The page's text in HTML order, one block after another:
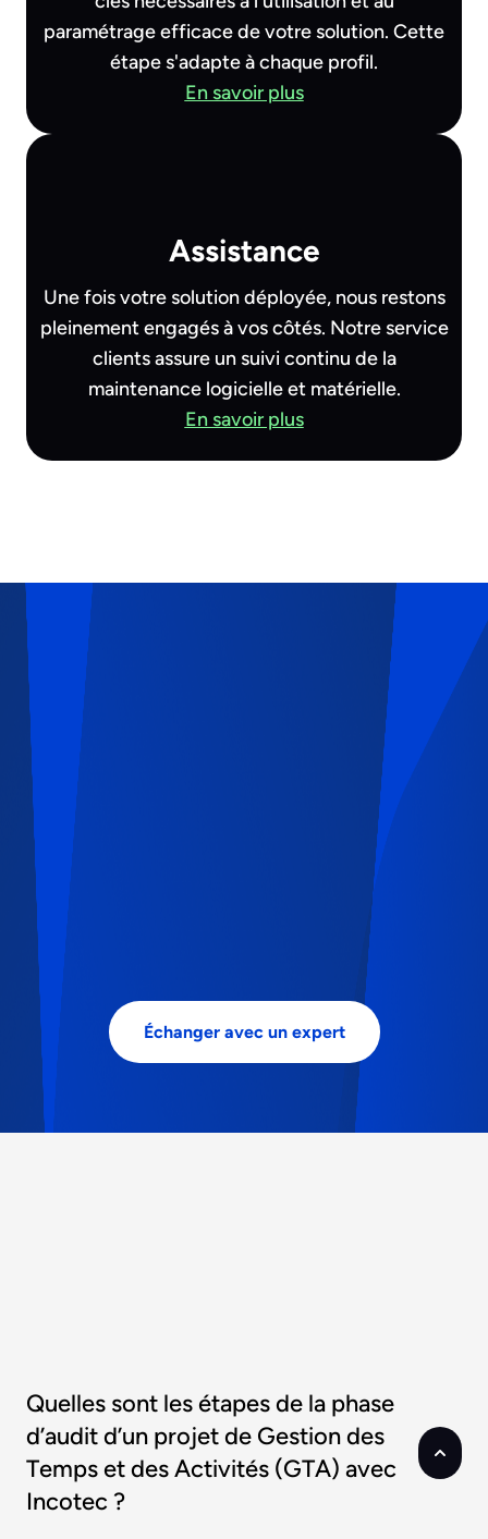
paramétrage efficace de votre solution. Cette
étape s'adapte à chaque profil.
En savoir plus
Assistance
Une fois votre solution déployée, nous restons
pleinement engagés à vos côtés. Notre service
clients assure un suivi continu de la
maintenance logicielle et matérielle.
En savoir plus
Échanger avec un expert
Quelles sont les étapes de la phase
d’audit d’un projet de Gestion des
Temps et des Activités (GTA) avec
Incotec ?